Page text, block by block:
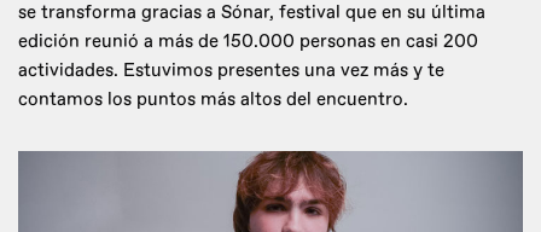
se transforma gracias a Sónar, festival que en su última
edición reunió a más de 150.000 personas en casi 200
actividades. Estuvimos presentes una vez más y te
contamos los puntos más altos del encuentro.